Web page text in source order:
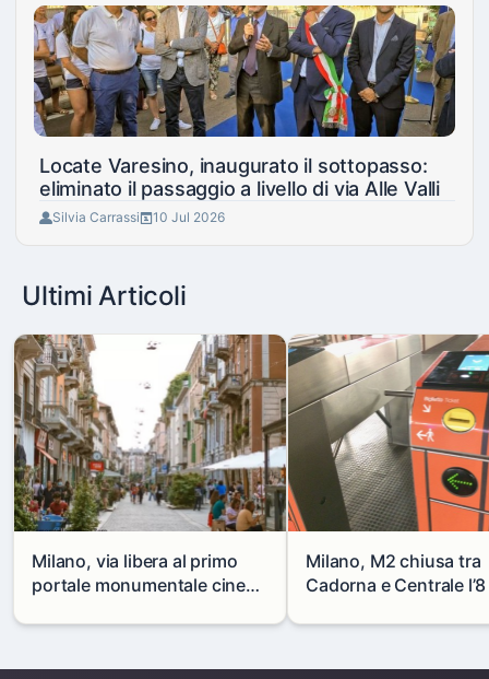
Locate Varesino, inaugurato il sottopasso:
eliminato il passaggio a livello di via Alle Valli
Silvia Carrassi 10 Jul 2026
Ultimi Articoli
Milano, via libera al primo
portale monumentale cinese
Milano, M2 chiusa tra
Cadorna e Centrale
alternative